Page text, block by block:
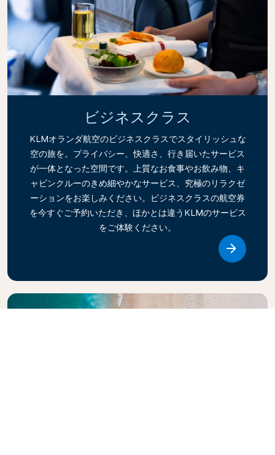
ビジネスクラス
KLMオランダ航空のビジネスクラスでスタイリッシュな
空の旅を。プライバシー、快適さ、行き届いたサービス
が一体となった空間です。上質なお食事やお飲み物、キ
ャビンクルーのきめ細やかなサービス、究極のリラクゼ
ーションをお楽しみください。ビジネスクラスの航空券
を今すぐご予約いただき、ほかとは違うKLMのサービス
をご体験ください。